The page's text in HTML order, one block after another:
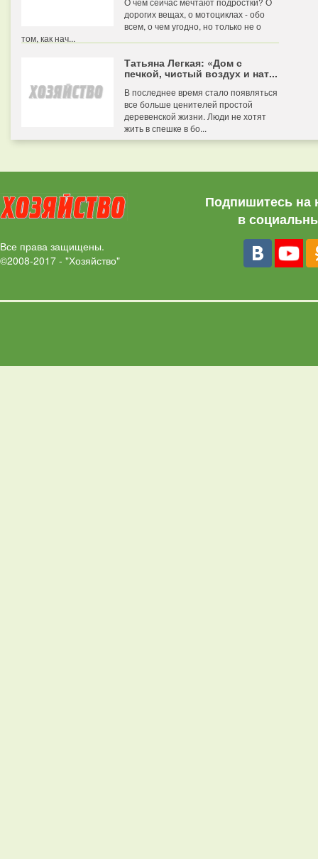
дорогих вещах, о мотоциклах - обо
всем, о чем угодно, но только не о
том, как нач...
Татьяна Легкая: «Дом с
печкой, чистый воздух и нат...
В последнее время стало появляться
все больше ценителей простой
деревенской жизни. Люди не хотят
жить в спешке в бо...
Все права защищены.
©2008-2017 - "Хозяйство"
Подпишитесь на
в